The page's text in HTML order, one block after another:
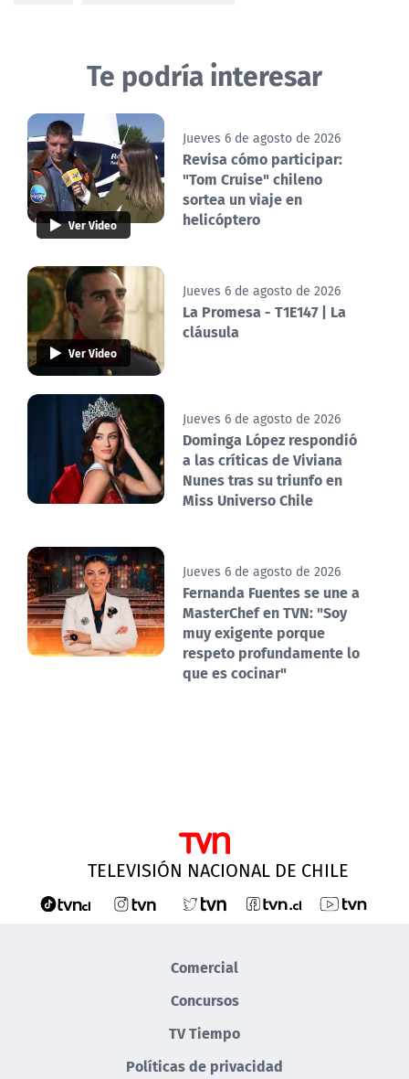
Te podría interesar
Ver Video
Jueves 6 de agosto de 2026
Revisa cómo participar:
"Tom Cruise" chileno
sortea un viaje en
helicóptero
Ver Video
Jueves 6 de agosto de 2026
La Promesa - T1E147 | La
cláusula
Jueves 6 de agosto de 2026
Dominga López respondió
a las críticas de Viviana
Nunes tras su triunfo en
Miss Universo Chile
Jueves 6 de agosto de 2026
Fernanda Fuentes se une a
MasterChef en TVN: "Soy
muy exigente porque
respeto profundamente lo
que es cocinar"
TELEVISIÓN NACIONAL DE CHILE
Comercial
Concursos
TV Tiempo
Políticas de privacidad